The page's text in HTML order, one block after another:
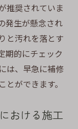
推奨されていま
発生が懸念され
と汚れを落とす
期的にチェック
は、早急に補修
ができます。
おける施工